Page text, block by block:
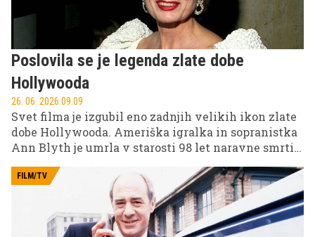
Poslovila se je legenda zlate dobe
Hollywooda
26. 06. 2026 09.09
Svet filma je izgubil eno zadnjih velikih ikon zlate
dobe Hollywooda. Ameriška igralka in sopranistka
Ann Blyth je umrla v starosti 98 let naravne smrti
FILM/TV